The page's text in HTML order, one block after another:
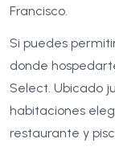
Francisco.
Si puedes
donde
Select. Ubicado
habitaciones
restaurante y